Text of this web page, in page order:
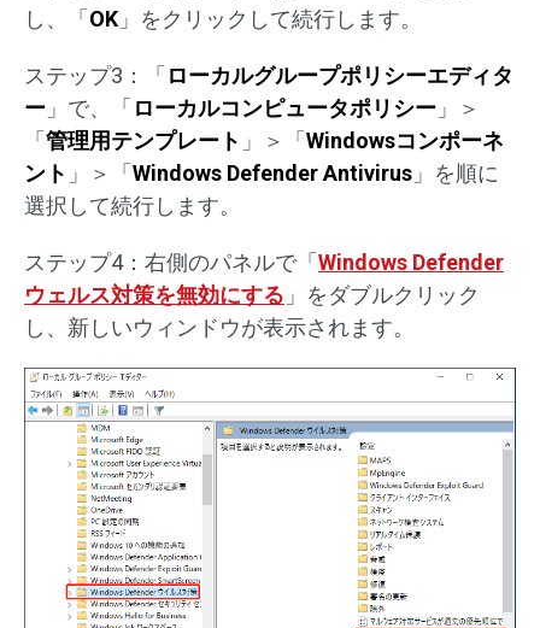
し、「 OK 」をクリックして続行します。
ステップ3：「 ローカルグループポリシーエディタ
ー 」で、「 ローカルコンピュータポリシー 」＞
「 管理用テンプレート 」＞「 Windowsコンポーネ
ント 」＞「 Windows Defender Antivirus 」を順に
選択して続行します。
ステップ4：右側のパネルで「 Windows Defender
ウェルス対策を無効にする 」をダブルクリック
し、新しいウィンドウが表示されます。